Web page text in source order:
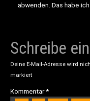
abwenden. Das habe
Schreibe
Deine E-Mail-Adresse wird
markiert
Kommentar*